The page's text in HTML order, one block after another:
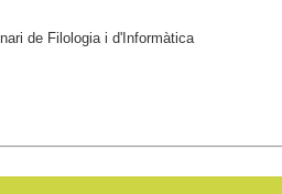
de Filologia i d'Informàtica